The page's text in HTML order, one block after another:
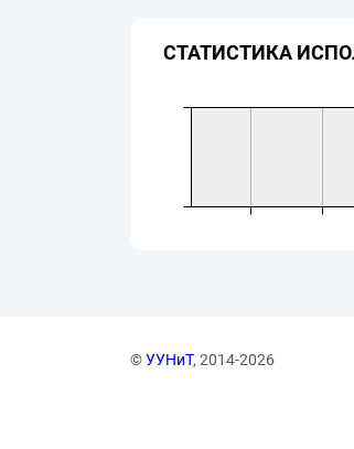
СТАТИСТИКА
©УУНиТ, 2014-2026